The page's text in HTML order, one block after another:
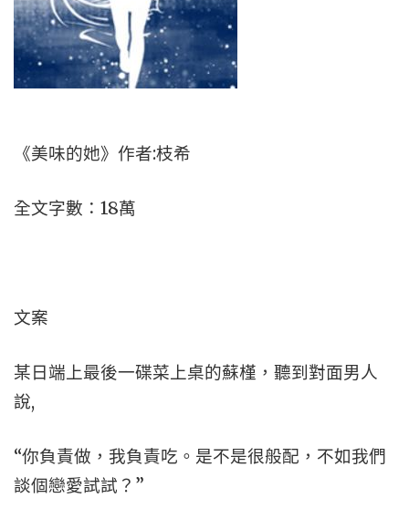
《美味的她》作者:枝希
全文字數：18萬
文案
某日端上最後一碟菜上桌的蘇槿，聽到對面男人
說,
“你負責做，我負責吃。是不是很般配，不如我們
談個戀愛試試？”